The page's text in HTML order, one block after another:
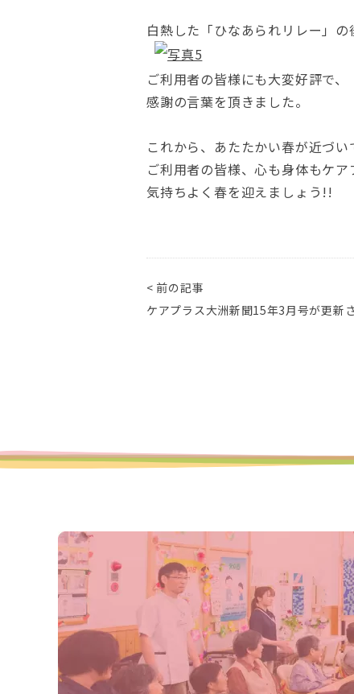
白熱した「ひなあられリレー」
ご利用者の皆様にも大変好評で
感謝の言葉を頂きました。
これから、あたたかい春が近づい
ご利用者の皆様、心も身体もケ
気持ちよく春を迎えましょう!!
< 前の記事
ケアプラス大洲新聞15年3月号が更新